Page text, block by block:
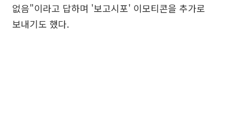
없음"이라고 답하며 '보고시포' 이모티콘을 추가로
보내기도 했다.